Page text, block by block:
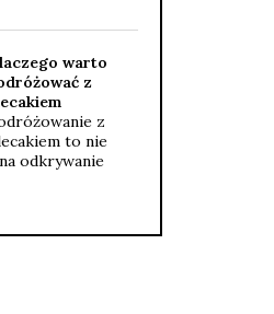
warto
z
z
to nie
odkrywanie